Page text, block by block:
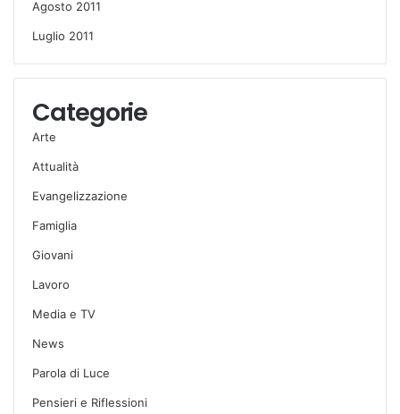
Agosto 2011
Luglio 2011
Categorie
Arte
Attualità
Evangelizzazione
Famiglia
Giovani
Lavoro
Media e TV
News
Parola di Luce
Pensieri e Riflessioni